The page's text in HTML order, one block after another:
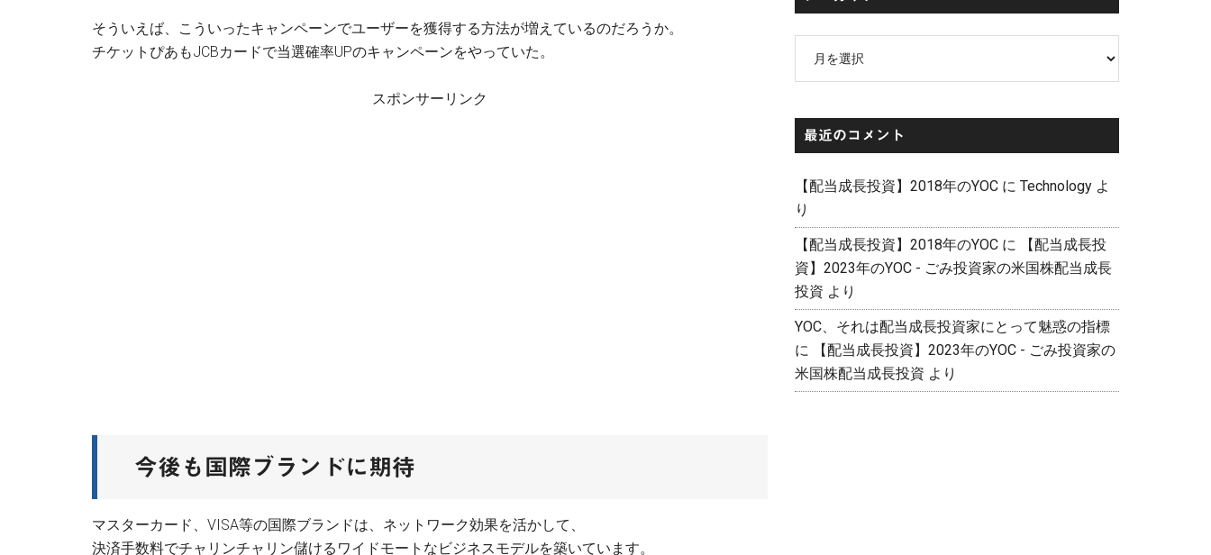
そういえば、こういったキャンペーンでユーザーを獲得する方法が増えているのだろうか。
チケットぴあもJCBカードで当選確率UPのキャンペーンをやっていた。
スポンサーリンク
今後も国際ブランドに期待
マスターカード、VISA等の国際ブランドは、ネットワーク効果を活かして、
決済手数料でチャリンチャリン儲けるワイドモートなビジネスモデルを築いています。
イ
ブ最近のコメント
【配当成長投資】2018年のYOC に Technology よ
り
【配当成長投資】2018年のYOC に
【配当成長投
資】2023年のYOC - ごみ投資家の米国株配当成長
投資 より
YOC、それは配当成長投資家にとって魅惑の指標
に
【配当成長投資】2023年のYOC - ごみ投資家の
米国株配当成長投資 より